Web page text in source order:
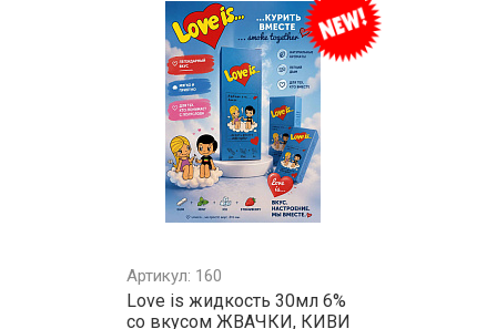
Артикул: 160
Love is жидкость 30мл 6%
со вкусом ЖВАЧКИ, КИВИ